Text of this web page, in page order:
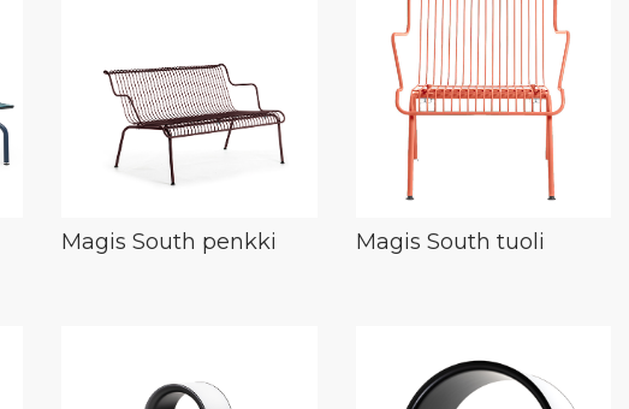
Magis South penkki Magis South tuoli